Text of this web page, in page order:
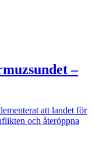
–
att landet för
och återöppna